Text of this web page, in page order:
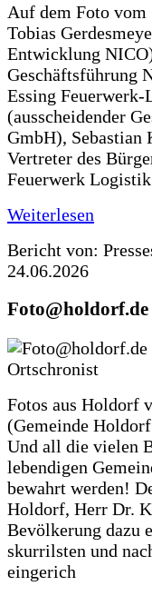
Auf dem Foto vom
Tobias
Entwicklung
Geschäftsführung
Essing
(ausscheidender
GmbH),
Vertreter des
Feuerwerk
Weiterlesen
Bericht von:
24.06.2026
Fotos aus Holdorf
(Gemeinde
Und all die vielen
lebendigen
bewahrt werden!
Holdorf, Herr Dr.
Bevölkerung dazu
skurrilsten und
eingerich